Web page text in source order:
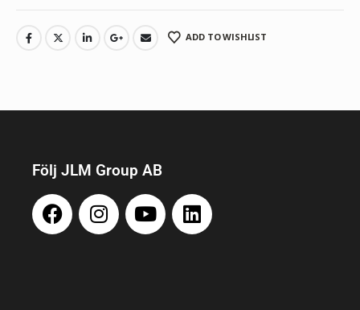
ADD TO WISHLIST
Följ JLM Group AB